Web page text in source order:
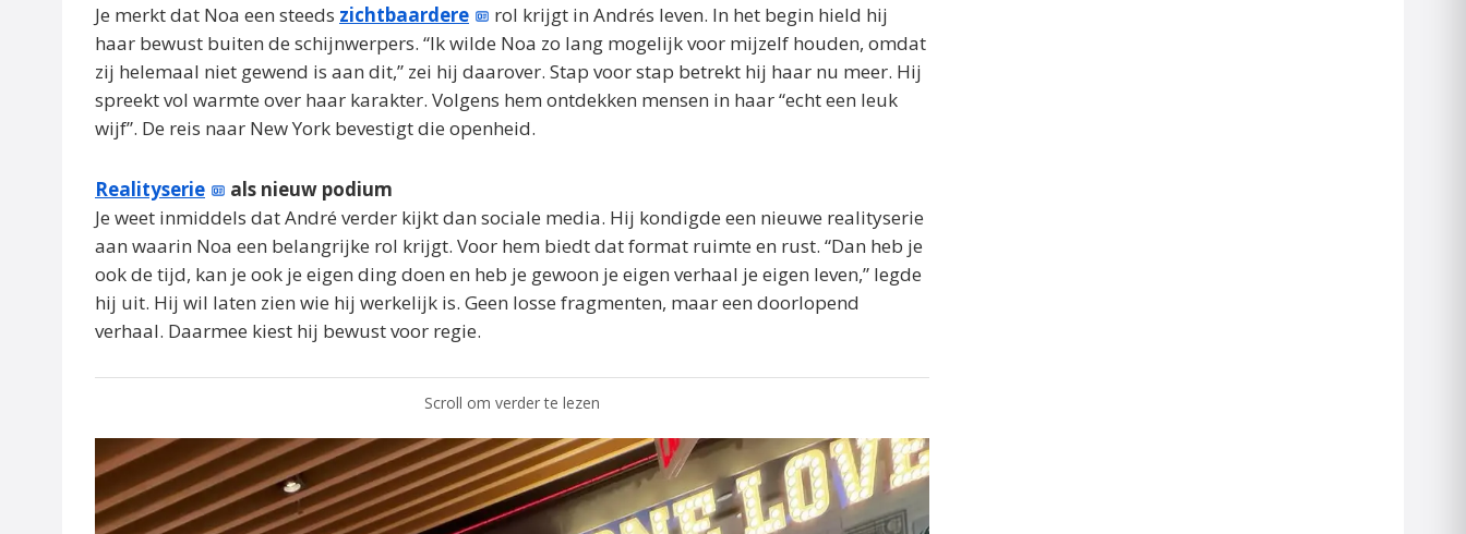
Je merkt dat Noa een steeds zichtbaardere
rol krijgt in Andrés leven. In het begin hield hij
haar bewust buiten de schijnwerpers. “Ik wilde Noa zo lang mogelijk voor mijzelf houden, omdat
zij helemaal niet gewend is aan dit,” zei hij daarover. Stap voor stap betrekt hij haar nu meer. Hij
spreekt vol warmte over haar karakter. Volgens hem ontdekken mensen in haar “echt een leuk
wijf”. De reis naar New York bevestigt die openheid.
Realityserie
als nieuw podium
Je weet inmiddels dat André verder kijkt dan sociale media. Hij kondigde een nieuwe realityserie
aan waarin Noa een belangrijke rol krijgt. Voor hem biedt dat format ruimte en rust. “Dan heb je
ook de tijd, kan je ook je eigen ding doen en heb je gewoon je eigen verhaal je eigen leven,” legde
hij uit. Hij wil laten zien wie hij werkelijk is. Geen losse fragmenten, maar een doorlopend
verhaal. Daarmee kiest hij bewust voor regie.
Scroll om verder te lezen